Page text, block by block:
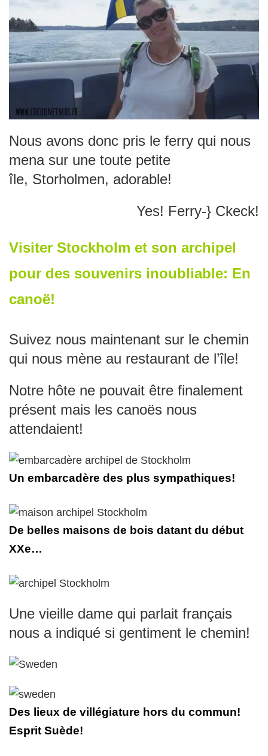
Nous avons donc pris le ferry qui nous
mena sur une toute petite
île, Storholmen, adorable!
Yes! Ferry-} Ckeck!
Visiter Stockholm et son archipel
pour des souvenirs inoubliable: En
canoë!
Suivez nous maintenant sur le chemin
qui nous mène au restaurant de l’île!
Notre hôte ne pouvait être finalement
présent mais les canoës nous
attendaient!
Un embarcadère des plus sympathiques!
De belles maisons de bois datant du début
XXe…
Une vieille dame qui parlait français
nous a indiqué si gentiment le chemin!
Des lieux de villégiature hors du commun!
Esprit Suède!